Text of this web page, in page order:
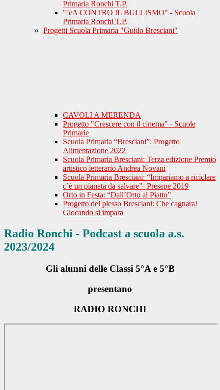
Primaria Ronchi T.P.
"5/A CONTRO IL BULLISMO" - Scuola
Primaria Ronchi T.P.
Progetti Scuola Primaria "Guido Bresciani"
CAVOLI A MERENDA
Progetto "Crescere con il cinema" - Scuole
Primarie
Scuola Primaria “Bresciani”: Progetto
Alimentazione 2022
Scuola Primaria Bresciani: Terza edizione Premio
artistico letterario Andrea Novani
Scuola Primaria Bresciani: “Impariamo a riciclare
c’è un pianeta da salvare”- Presepe 2019
Orto in Festa: “Dall’Orto al Piatto”
Progetto del plesso Bresciani: Che cagnara!
Giocando si impara
Radio Ronchi - Podcast a scuola a.s.
2023/2024
Gli alunni delle Classi 5°A e 5°B
presentano
RADIO RONCHI